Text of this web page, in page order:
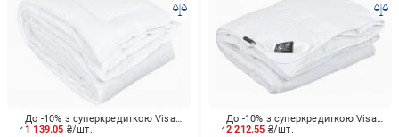
1 139.05 ₴/шт.
До -10% з суперкредиткою Visa Вигода
2 212.55 ₴/шт.
До -10% з суперкредиткою Visa Вигода